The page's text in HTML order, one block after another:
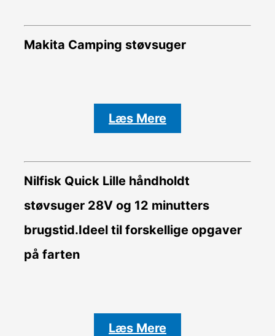
Makita Camping støvsuger
Læs Mere
Nilfisk Quick Lille håndholdt
støvsuger 28V og 12 minutters
brugstid.Ideel til forskellige opgaver
på farten
Læs Mere